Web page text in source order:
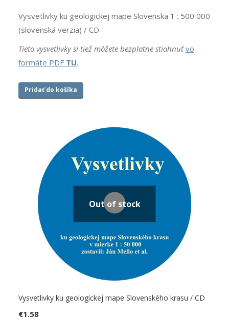
Vysvetlivky ku geologickej mape Slovenska 1 : 500 000
(slovenská verzia) / CD
Tieto vysvetlivky si tiež môžete bezplatne stiahnuť vo
formáte PDF TU.
Pridať do košíka
Out of stock
Vysvetlivky ku geologickej mape Slovenského krasu / CD
€1.58